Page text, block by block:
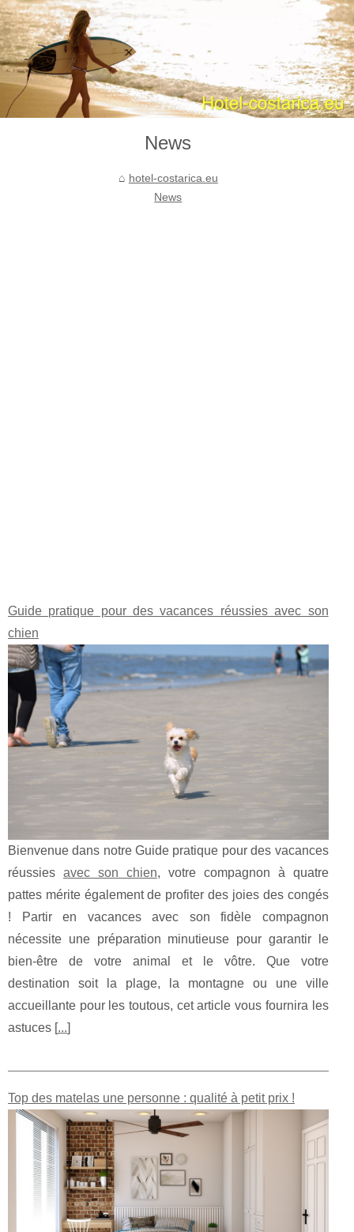
News
hotel-costarica.eu
News
Guide pratique pour des vacances réussies avec son
chien
Bienvenue dans notre Guide pratique pour des vacances
réussies avec son chien, votre compagnon à quatre
pattes mérite également de profiter des joies des congés
! Partir en vacances avec son fidèle compagnon
nécessite une préparation minutieuse pour garantir le
bien-être de votre animal et le vôtre. Que votre
destination soit la plage, la montagne ou une ville
accueillante pour les toutous, cet article vous fournira les
astuces [...]
Top des matelas une personne : qualité à petit prix !